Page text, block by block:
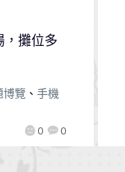
0 0
，攤位多
博覽、 手機